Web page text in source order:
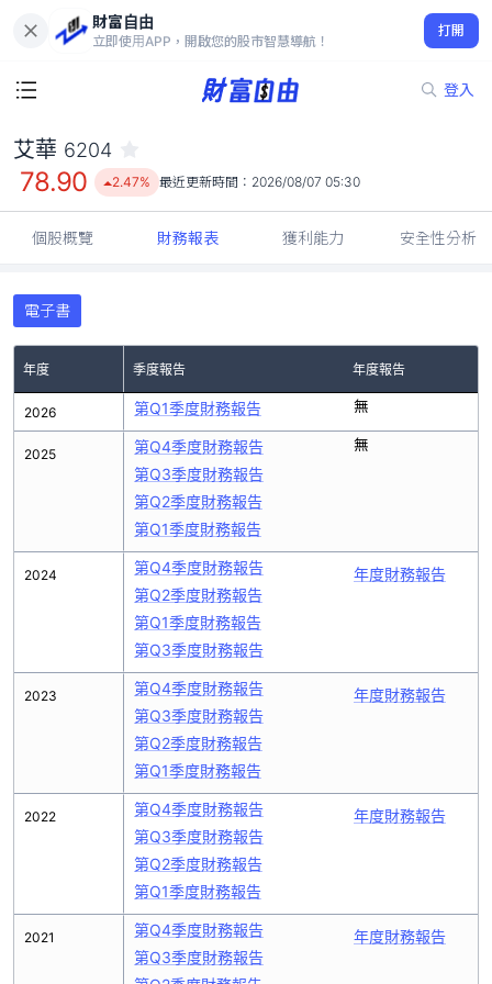
財富自由
立即使用APP，開啟您的股市智慧導航！
打開
登入
78.90
2.47%
艾華 6204
78.90 2.47% 最近更新時間： 2026/08/07 05:30
個股概覽 財務報表 獲利能力 安全性分析
電子書
年度 季度報告 年度報告
2026
2025
2024
2023
2022
2021
第Q1季度財務報告 無
第Q4季度財務報告
第Q3季度財務報告
第Q2季度財務報告
第Q1季度財務報告
無
第Q4季度財務報告
第Q2季度財務報告
第Q1季度財務報告
第Q3季度財務報告
年度財務報告
第Q4季度財務報告
第Q3季度財務報告
第Q2季度財務報告
第Q1季度財務報告
年度財務報告
第Q4季度財務報告
第Q3季度財務報告
第Q2季度財務報告
第Q1季度財務報告
年度財務報告
第Q4季度財務報告
第Q3季度財務報告
年度財務報告